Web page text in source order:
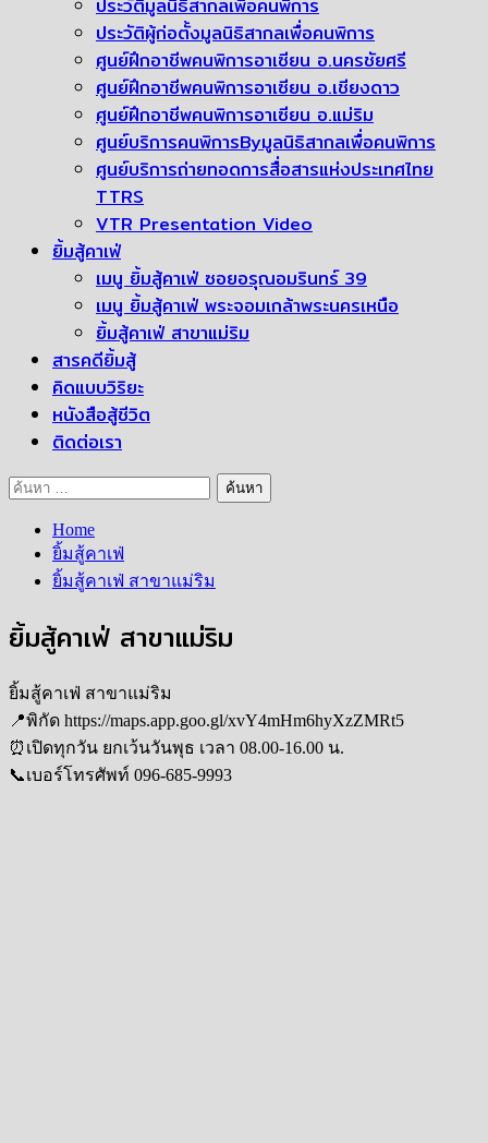
ประวัติมูลนิธิสากลเพื่อคนพิการ
ประวัติผู้ก่อตั้งมูลนิธิสากลเพื่อคนพิการ
ศูนย์ฝึกอาชีพคนพิการอาเซียน อ.นครชัยศรี
ศูนย์ฝึกอาชีพคนพิการอาเซียน อ.เชียงดาว
ศูนย์ฝึกอาชีพคนพิการอาเซียน อ.แม่ริม
ศูนย์บริการคนพิการByมูลนิธิสากลเพื่อคนพิการ
ศูนย์บริการถ่ายทอดการสื่อสารแห่งประเทศไทย
TTRS
VTR Presentation Video
ยิ้มสู้คาเฟ่
เมนู ยิ้มสู้คาเฟ่ ซอยอรุณอมรินทร์ 39
เมนู ยิ้มสู้คาเฟ่ พระจอมเกล้าพระนครเหนือ
ยิ้มสู้คาเฟ่ สาขาแม่ริม
สารคดียิ้มสู้
คิดแบบวิริยะ
หนังสือสู้ชีวิต
ติดต่อเรา
ค้นหา
Home
ยิ้มสู้คาเฟ่
ยิ้มสู้คาเฟ่ สาขาแม่ริม
ยิ้มสู้คาเฟ่ สาขาแม่ริม
ยิ้มสู้คาเฟ่ สาขาแม่ริม
📍พิกัด https://maps.app.goo.gl/xvY4mHm6hyXzZMRt5
⏰เปิดทุกวัน ยกเว้นวันพุธ เวลา 08.00-16.00 น.
📞เบอร์โทรศัพท์ 096-685-9993